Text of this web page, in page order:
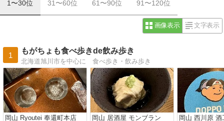
1〜30位 31〜60位 61〜90位 91〜120位
画像表示 文字表示
1
もがちょも食べ歩きde飲み歩き
北海道旭川市を中心に 食べ歩き・飲み歩き
岡山 Ryoutei 奉還町本店 岡山 居酒屋 モンブラン 岡山 西川原